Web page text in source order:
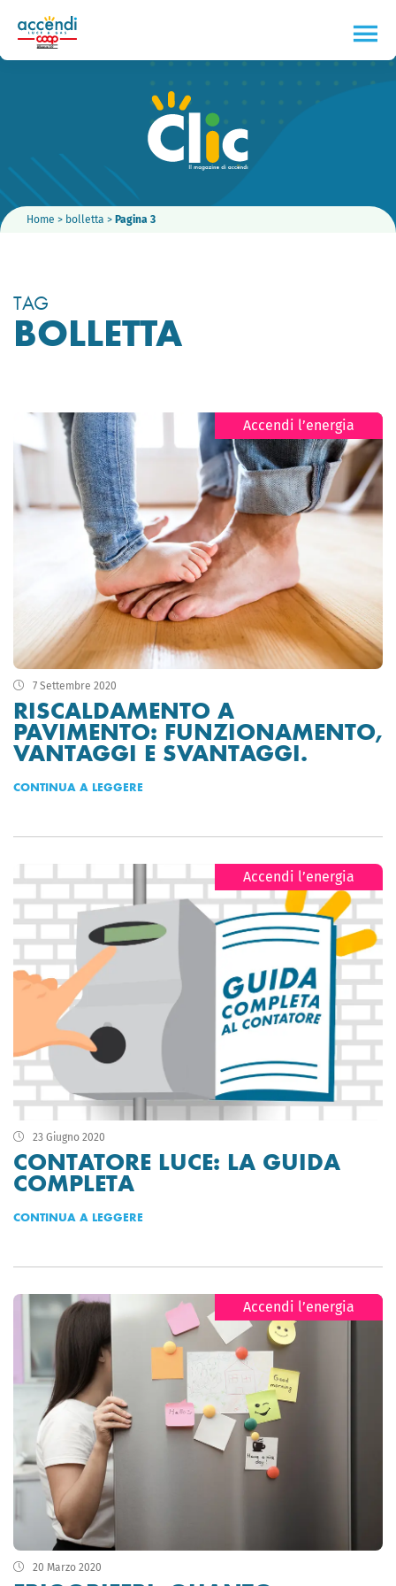
Home > bolletta > Pagina 3
TAG
BOLLETTA
Accendi l’energia
7 Settembre 2020
RISCALDAMENTO A
PAVIMENTO: FUNZIONAMENTO,
VANTAGGI E SVANTAGGI.
CONTINUA A LEGGERE
Accendi l’energia
23 Giugno 2020
CONTATORE LUCE: LA GUIDA
COMPLETA
CONTINUA A LEGGERE
Accendi l’energia
20 Marzo 2020